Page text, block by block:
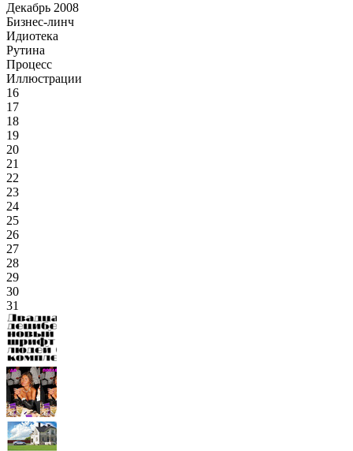
Декабрь 2008
Бизнес-линч
Идиотека
Рутина
Процесс
Иллюстрации
16
17
18
19
20
21
22
23
24
25
26
27
28
29
30
31